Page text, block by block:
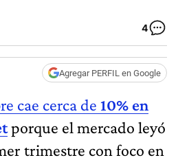
4
Agregar PERFIL en Google
cae cerca de 10% en
porque el mercado leyó
trimestre con foco en